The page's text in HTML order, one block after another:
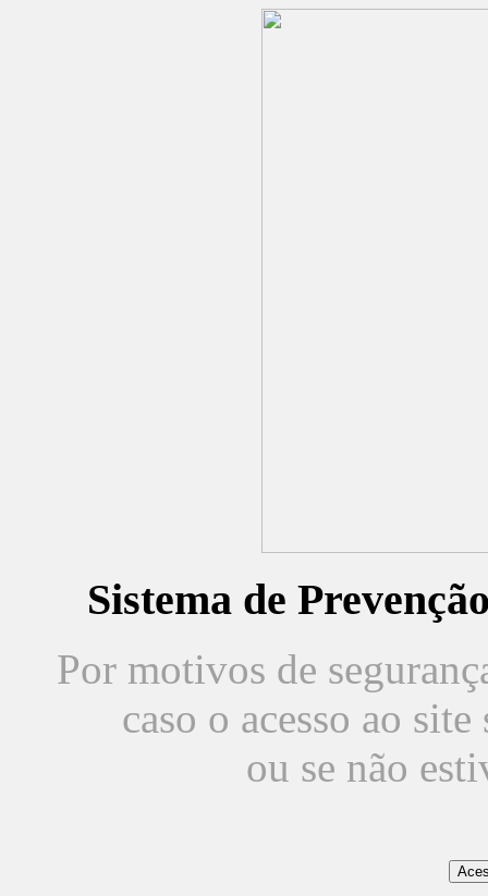
Sistema de
Por motivos de
caso o acesso ao
ou se não